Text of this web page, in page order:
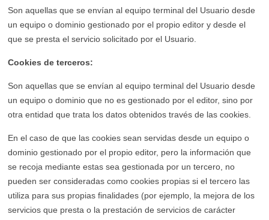
Son aquellas que se envían al equipo terminal del Usuario desde
un equipo o dominio gestionado por el propio editor y desde el
que se presta el servicio solicitado por el Usuario.
Cookies de terceros:
Son aquellas que se envían al equipo terminal del Usuario desde
un equipo o dominio que no es gestionado por el editor, sino por
otra entidad que trata los datos obtenidos través de las cookies.
En el caso de que las cookies sean servidas desde un equipo o
dominio gestionado por el propio editor, pero la información que
se recoja mediante estas sea gestionada por un tercero, no
pueden ser consideradas como cookies propias si el tercero las
utiliza para sus propias finalidades (por ejemplo, la mejora de los
servicios que presta o la prestación de servicios de carácter